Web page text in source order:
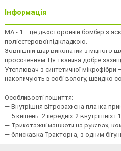
Інформація
MA - 1 – це двосторонній бомбер з
поліестерової підкладкою.
Зовнішній шар виконаний з міцного
просоченням. Ця тканина добре
Утеплювач з синтетичної мікрофібри
накопичують в собі вологу, швидко
Особливості пошиття:
— Внутрішня вітрозахисна планка
— 5 кишень: 2 передніх, 2 внутрішніх і
— Трикотажні манжети на рукавах,
— блискавка Тракторна, з одним